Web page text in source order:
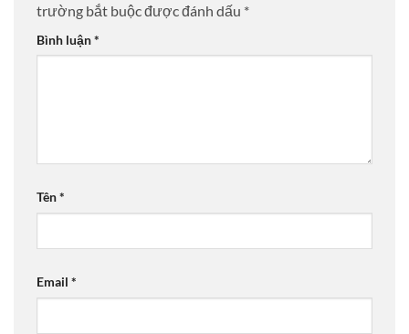
trường bắt buộc được đánh dấu *
Bình luận*
Tên*
Email *